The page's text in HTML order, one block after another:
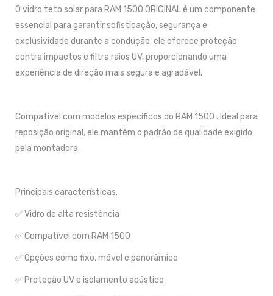
O vidro teto solar para RAM 1500 ORIGINAL é um componente
essencial para garantir sofisticação, segurança e
exclusividade durante a condução. ele oferece proteção
contra impactos e filtra raios UV, proporcionando uma
experiência de direção mais segura e agradável.
Compatível com modelos específicos do RAM 1500 . Ideal para
reposição original, ele mantém o padrão de qualidade exigido
pela montadora.
Principais características:
✅ Vidro de alta resistência
✅ Compatível com RAM 1500
✅ Opções como fixo, móvel e panorâmico
✅ Proteção UV e isolamento acústico